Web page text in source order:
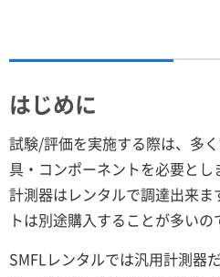
はじめに
試験/評価を実施する際は、多
具・コンポーネントを必要とし
計測器はレンタルで調達出来ま
トは別途購入することが多いの
SMFLレンタルでは汎用計測器